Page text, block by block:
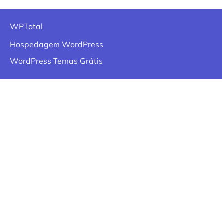
WPTotal
Hospedagem WordPress
WordPress Temas Grátis